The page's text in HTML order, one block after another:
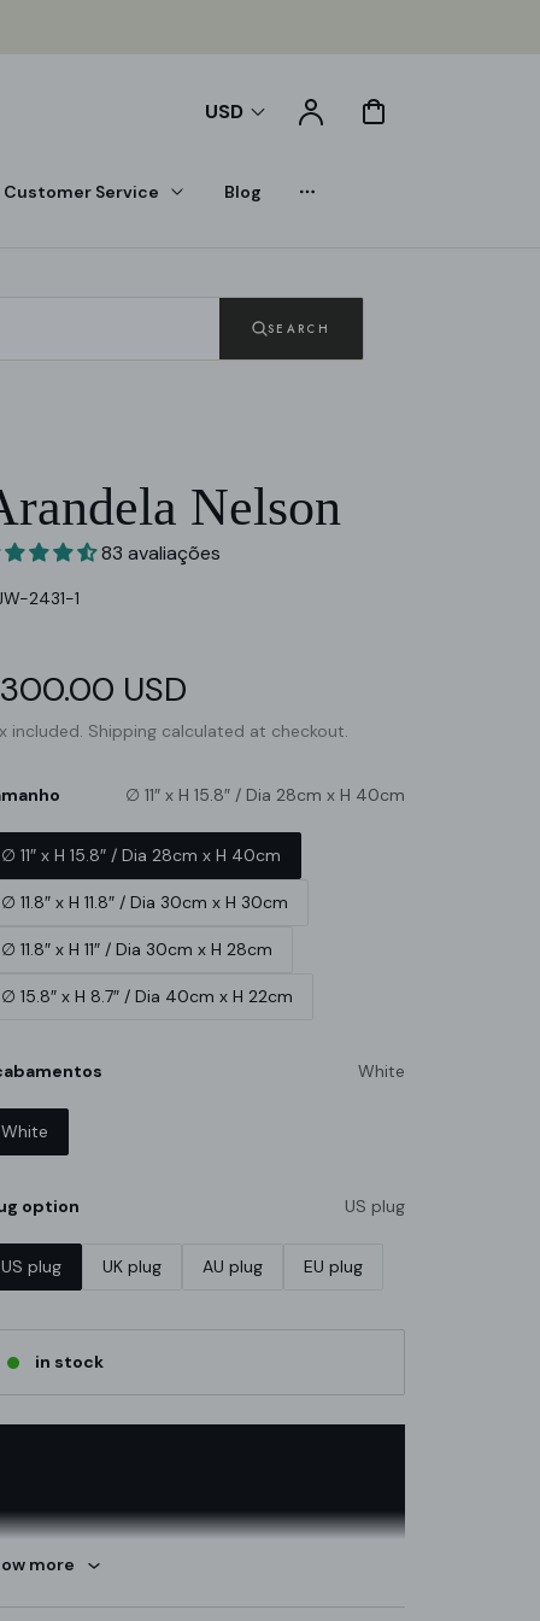
USD Account Cart
Customer Service Blog
SEARCH
Nelson
83 avaliações
2431-1
USD
price
included. Shipping calculated at checkout.
∅ 11″ x H 15.8″ / Dia 28cm x H 40cm
∅ 11″ x H 15.8″ / Dia 28cm x H 40cm
∅ 11.8″ x H 11.8″ / Dia 30cm x H 30cm
∅ 11.8″ x H 11″ / Dia 30cm x H 28cm
∅ 15.8″ x H 8.7″ / Dia 40cm x H 22cm
White
White
option US plug
US plug UK plug AU plug EU plug
in stock
more